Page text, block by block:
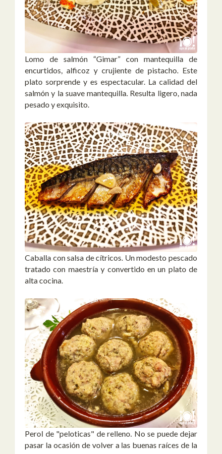
Lomo de salmón “Gimar” con mantequilla de
encurtidos, alficoz y crujiente de pistacho. Este
plato sorprende y es espectacular. La calidad del
salmón y la suave mantequilla. Resulta ligero, nada
pesado y exquisito.
Caballa con salsa de cítricos. Un modesto pescado
tratado con maestría y convertido en un plato de
alta cocina.
Perol de "peloticas" de relleno. No se puede dejar
pasar la ocasión de volver a las buenas raíces de la